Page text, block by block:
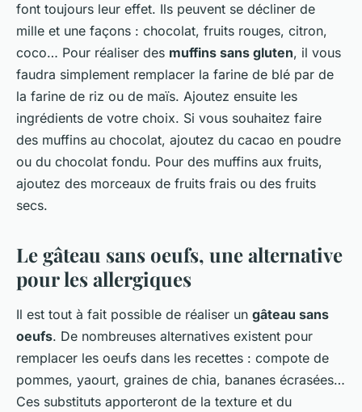
font toujours leur effet. Ils peuvent se décliner de
mille et une façons : chocolat, fruits rouges, citron,
coco… Pour réaliser des muffins sans gluten, il vous
faudra simplement remplacer la farine de blé par de
la farine de riz ou de maïs. Ajoutez ensuite les
ingrédients de votre choix. Si vous souhaitez faire
des muffins au chocolat, ajoutez du cacao en poudre
ou du chocolat fondu. Pour des muffins aux fruits,
ajoutez des morceaux de fruits frais ou des fruits
secs.
Le gâteau sans oeufs, une alternative
pour les allergiques
Il est tout à fait possible de réaliser un gâteau sans
oeufs. De nombreuses alternatives existent pour
remplacer les oeufs dans les recettes : compote de
pommes, yaourt, graines de chia, bananes écrasées…
Ces substituts apporteront de la texture et du